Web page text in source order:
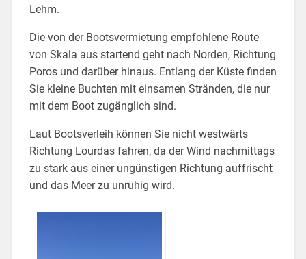
Lehm.
Die von der Bootsvermietung empfohlene Route
von Skala aus startend geht nach Norden, Richtung
Poros und darüber hinaus. Entlang der Küste finden
Sie kleine Buchten mit einsamen Stränden, die nur
mit dem Boot zugänglich sind.
Laut Bootsverleih können Sie nicht westwärts
Richtung Lourdas fahren, da der Wind nachmittags
zu stark aus einer ungünstigen Richtung auffrischt
und das Meer zu unruhig wird.